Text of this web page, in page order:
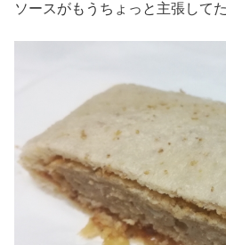
ソースがもうちょっと主張して